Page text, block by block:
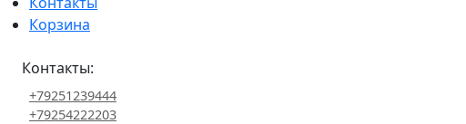
Корзина
Контакты:
+79251239444
+79254222203